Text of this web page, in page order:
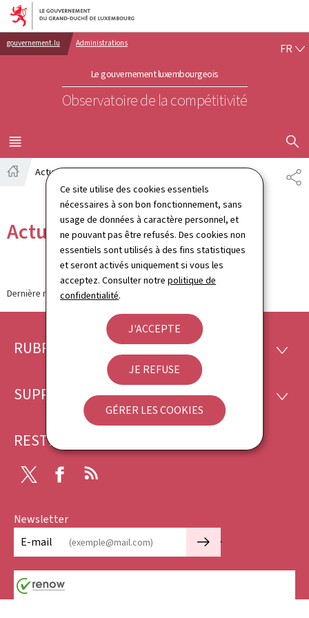
Ce site utilise des cookies essentiels
nécessaires à son bon fonctionnement, sans
usage de données à caractère personnel, et
ne pouvant pas être refusés. Des cookies non
essentiels sont utilisés à des fins statistiques
et seront activés uniquement si vous les
acceptez. Consulter notrepolitique de
confidentialité.
J'ACCEPTE
JE REFUSE
GÉRER LES COOKIES
Aller au menu principal
Aller au contenu
gouvernement.lu Administrations
Le gouvernement luxembourgeois
Observatoire de la compétitivité
FR
MENU
PRINCIPAL
Actualités
Actualités
Dernière modification le12.09.2024
Pied
page
RUBRIQUES
SUPPORT
RESTEZ CONNECTÉ
Twitter Facebook
Newsletter
E-mail
🡒